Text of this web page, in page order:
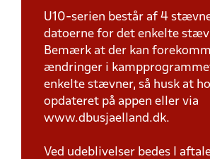
U10-serien består af 4
datoerne for det enkelte
Bemærk at der kan
ændringer i
enkelte stævner, så husk at
opdateret på appen eller via
www.dbusjaelland.dk.
Ved udeblivelser bedes I